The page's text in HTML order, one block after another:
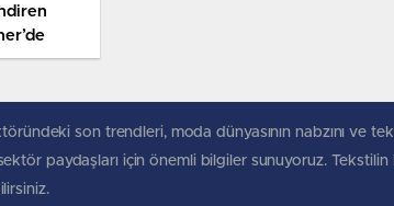
son trendleri, moda dünyasının nabzını ve
paydaşları için önemli bilgiler sunuyoruz.